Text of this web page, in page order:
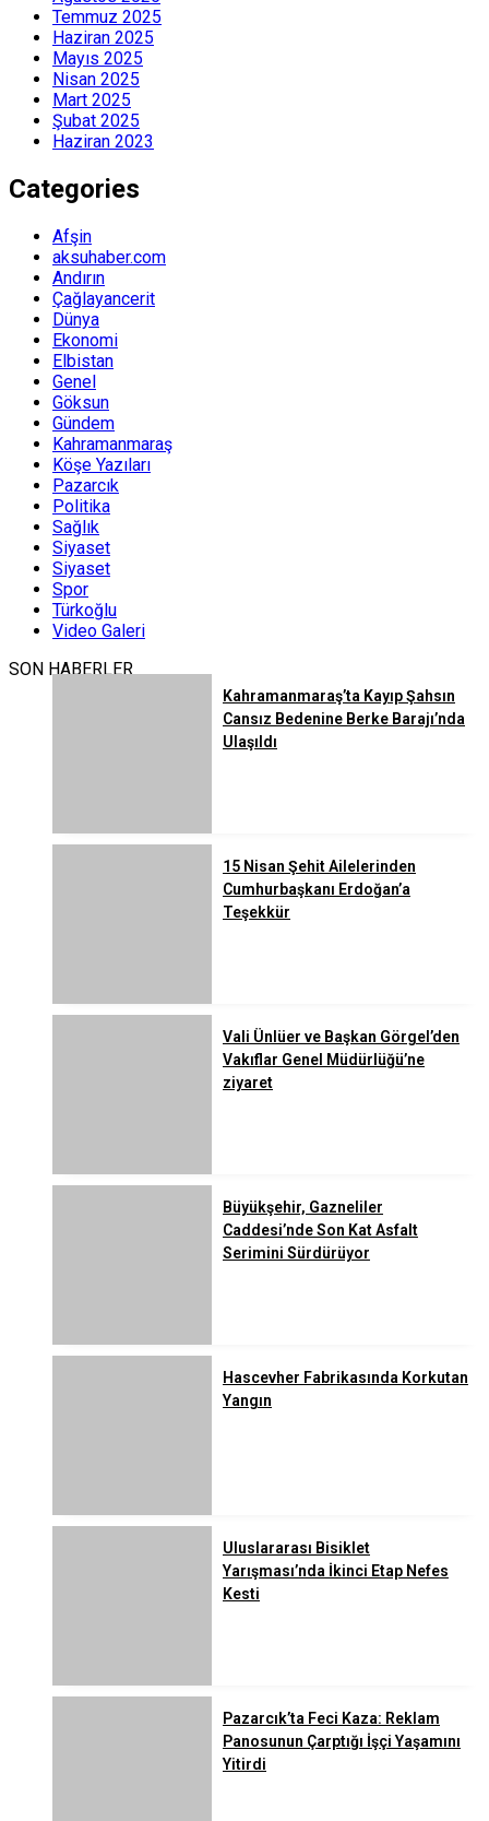
Temmuz 2025
Haziran 2025
Mayıs 2025
Nisan 2025
Mart 2025
Şubat 2025
Haziran 2023
Categories
Afşin
aksuhaber.com
Andırın
Çağlayancerit
Dünya
Ekonomi
Elbistan
Genel
Göksun
Gündem
Kahramanmaraş
Köşe Yazıları
Pazarcık
Politika
Sağlık
Siyaset
Siyaset
Spor
Türkoğlu
Video Galeri
SON HABERLER
Kahramanmaraş’ta Kayıp Şahsın
Cansız Bedenine Berke Barajı’nda
Ulaşıldı
15 Nisan Şehit Ailelerinden
Cumhurbaşkanı Erdoğan’a
Teşekkür
Vali Ünlüer ve Başkan Görgel’den
Vakıflar Genel Müdürlüğü’ne
ziyaret
Büyükşehir, Gazneliler
Caddesi’nde Son Kat Asfalt
Serimini Sürdürüyor
Hascevher Fabrikasında Korkutan
Yangın
Uluslararası Bisiklet
Yarışması’nda İkinci Etap Nefes
Kesti
Pazarcık’ta Feci Kaza: Reklam
Panosunun Çarptığı İşçi Yaşamını
Yitirdi